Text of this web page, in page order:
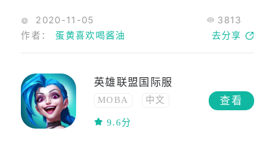
2020-11-05
3813
作者：蛋黄喜欢喝酱油 去分享
英雄联盟国际服
MOBA
中文
策略
9.6分
查看